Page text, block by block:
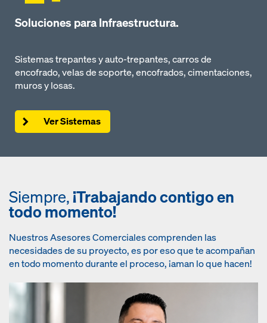
Soluciones para Infraestructura.
Sistemas trepantes y auto-trepantes, carros de
encofrado, velas de soporte, encofrados, cimentaciones,
muros y losas.
Ver Sistemas
Siempre,¡Trabajando contigo en
todo momento!
Nuestros Asesores Comerciales comprenden las
necesidades de su proyecto, es por eso que te acompañan
en todo momento durante el proceso, ¡aman lo que hacen!